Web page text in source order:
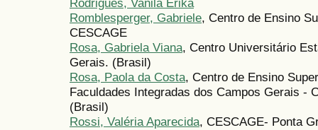
Rodrigues, Vanila Erika
Romblesperger, Gabriele, Centro de Ensino
CESCAGE
Rosa, Gabriela Viana, Centro Universitário
Gerais. (Brasil)
Rosa, Paola da Costa, Centro de Ensino
Faculdades Integradas dos Campos Gerais -
(Brasil)
Rossi, Valéria Aparecida, CESCAGE- Ponta